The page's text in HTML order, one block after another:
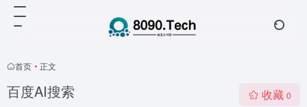
首页 • 正文
百度AI搜索 收藏 0